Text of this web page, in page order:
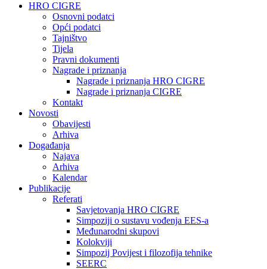
HRO CIGRE
Osnovni podatci​
Opći podatci
Tajništvo
Tijela
Pravni dokumenti
Nagrade i priznanja
Nagrade i priznanja HRO CIGRE
Nagrade i priznanja CIGRE
Kontakt
Novosti
Obavijesti
Arhiva
Događanja
Najava
Arhiva
Kalendar
Publikacije
Referati
Savjetovanja HRO CIGRE
Simpoziji o sustavu vođenja EES-a
Međunarodni skupovi
Kolokviji​
Simpozij Povijest i filozofija tehnike
SEERC